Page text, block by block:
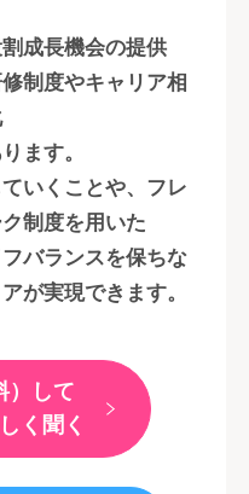
成長機会の提供
制度やキャリア相
ます。
いくことや、フレ
制度を用いた
バランスを保ちな
が実現できます。
）して
く聞く